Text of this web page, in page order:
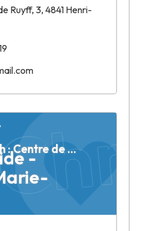
Ruyff, 3, 4841 Henri-
-
Tätigkeitsbereich : Centre de Santé Pluridisciplinaire - Psychologue Clinicienne